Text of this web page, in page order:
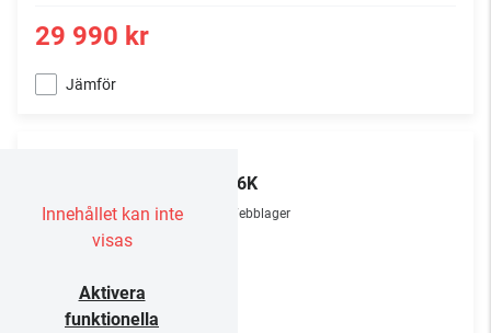
29 990 kr
Jämför
Innehållet kan inte
visas
Aktivera
funktionella
75C6K
Webblager